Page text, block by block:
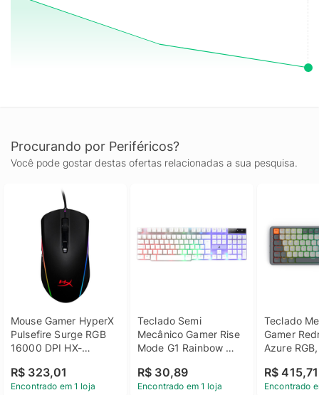
Procurando por Periféricos?
Você pode gostar destas ofertas relacionadas a sua pesquisa.
Mouse Gamer HyperX
Pulsefire Surge RGB
16000 DPI HX-
R$ 323,01
Encontrado em 1 loja
Teclado Semi
Mecânico Gamer Rise
Mode G1 Rainbow
Branco - RM-TG-01-
FW
R$ 30,89
Encontrado em 1 loja
Teclado
Gamer
Azure
ABNT2,
K652GG-
R$ 415,71
Encontrado